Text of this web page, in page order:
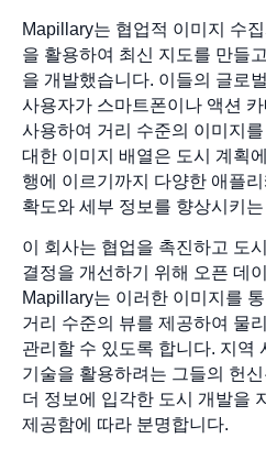
Mapillary는 협업적 이미지 수
을 활용하여 최신 지도를 만들
을 개발했습니다. 이들의 글로
사용자가 스마트폰이나 액션
사용하여 거리 수준의 이미지
대한 이미지 배열은 도시 계획
행에 이르기까지 다양한 애플
확도와 세부 정보를 향상시키
이 회사는 협업을 촉진하고 도
결정을 개선하기 위해 오픈 데
Mapillary는 이러한 이미지를
거리 수준의 뷰를 제공하여 물
관리할 수 있도록 합니다. 지역
기술을 활용하려는 그들의 헌
더 정보에 입각한 도시 개발을
제공함에 따라 분명합니다.